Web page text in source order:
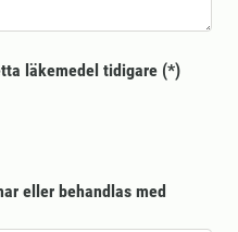
läkemedel tidigare
eller behandlas med